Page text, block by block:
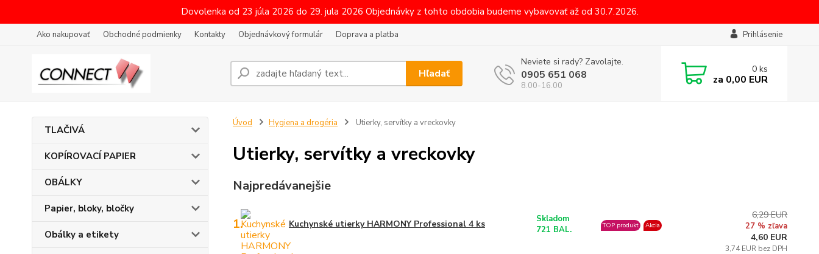
Dovolenka od 23 júla 2026 do 29. jula 2026 Objednávky z tohto obdobia budeme vybavovať až od 30.7.2026.
Ako nakupovať Obchodné podmienky Kontakty Objednávkový formulár Doprava a platba Prihlásenie
Hľadať
Neviete si rady? Zavolajte.
0905 651 068
8.00-16.00
0 ks
za 0,00 EUR
TLAČIVÁ
KOPÍROVACÍ PAPIER
OBÁLKY
Papier, bloky, bločky
Obálky a etikety
Úvod Hygiena a drogéria Utierky, servítky a vreckovky
Utierky, servítky a vreckovky
Najpredávanejšie
1. Kuchynské utierky HARMONY Professional 4 ks
Skladom
721 BAL.
TOP produkt Akcia
6,29 EUR
27 % zľava
4,60 EUR
3,74 EUR bez DPH